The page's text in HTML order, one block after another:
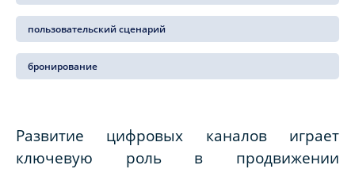
пользовательский сценарий
бронирование
Развитие цифровых каналов играет
ключевую роль в продвижении